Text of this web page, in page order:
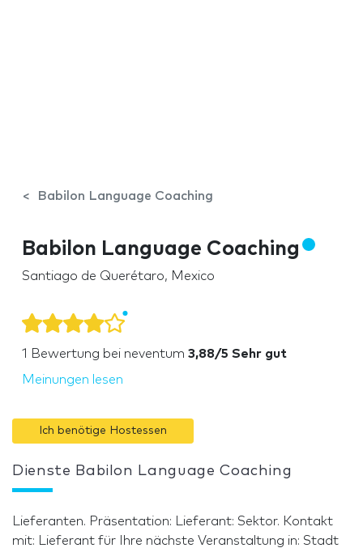
Babilon Language Coaching
Babilon Language Coaching
Santiago de Querétaro, Mexico
1 Bewertung bei neventum 3,88/5 Sehr gut
Meinungen lesen
Ich benötige Hostessen
Dienste Babilon Language Coaching
Lieferanten. Präsentation: Lieferant: Sektor. Kontakt
mit: Lieferant für Ihre nächste Veranstaltung in: Stadt